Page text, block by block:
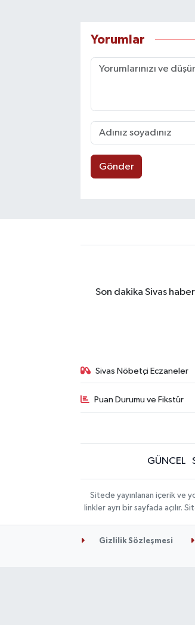
Yorumlar
Gönder
Son dakika Sivas
Sivas Nöbetçi Eczaneler
Puan Durumu ve Fikstür
GÜNCEL
Sitede yayınlanan içerik ve
linkler ayrı bir sayfada açılır.
Gizlilik Sözleşmesi